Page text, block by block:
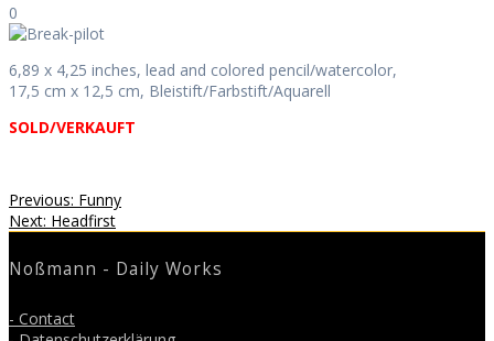
0
6,89 x 4,25 inches, lead and colored pencil/watercolor,
17,5 cm x 12,5 cm, Bleistift/Farbstift/Aquarell
SOLD/VERKAUFT
Beitragsnavigation
Previous: Previous
post:
Funny
Next: Next
Headfirst
Noßmann - Daily Works
- Contact